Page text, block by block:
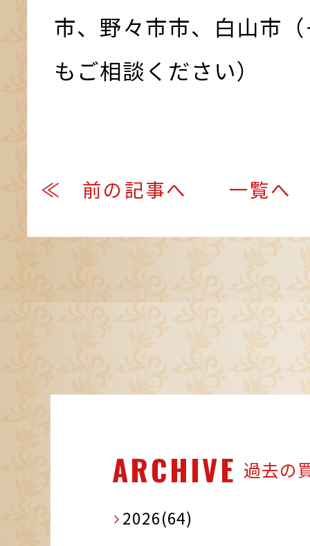
市、野々市市、白山市
もご相談ください）
≪ 前の記事へ 一覧へ
ARCHIVE 過去の
2026(64)